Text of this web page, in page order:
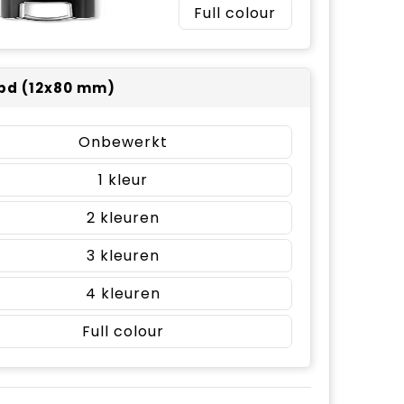
Full colour
(12x80 mm)
Onbewerkt
1
2
3
4
Full colour